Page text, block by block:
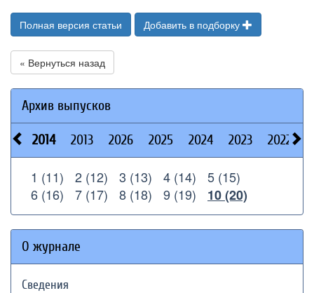
Полная версия статьи Добавить в подборку
« Вернуться назад
Архив выпусков
2014 2013 2026 2025 2024 2023 2022
1 (11) 2 (12) 3 (13) 4 (14)
5 (15)
6 (16)
7 (17) 8 (18) 9 (19) 10 (20)
О журнале
Сведения